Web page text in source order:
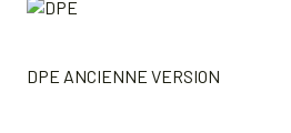
DPE ANCIENNE VERSION